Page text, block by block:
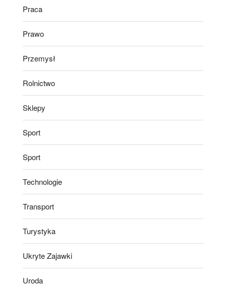
Praca
Prawo
Przemysł
Rolnictwo
Sklepy
Sport
Sport
Technologie
Transport
Turystyka
Ukryte Zajawki
Uroda